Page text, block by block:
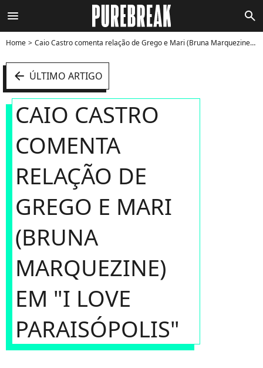
menu search
Home Caio Castro comenta relação de Grego e Mari (Bruna Marquezine) em "I Love Paraisópolis" - Foto
arrow_left ÚLTIMO ARTIGO
CAIO CASTRO
COMENTA
RELAÇÃO DE
GREGO E MARI
(BRUNA
MARQUEZINE)
EM "I LOVE
PARAISÓPOLIS"